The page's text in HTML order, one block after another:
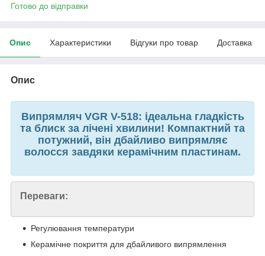
Готово до відправки
Опис Характеристики Відгуки про товар Доставка
Опис
Випрямляч VGR V-518: ідеальна гладкість
та блиск за лічені хвилини! Компактний та
потужний, він дбайливо випрямляє
волосся завдяки керамічним пластинам.
Переваги:
Регулювання температури
Керамічне покриття для дбайливого випрямлення